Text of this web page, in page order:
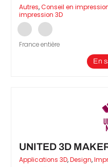
Autres,Conseil en
impression 3D
France entière
En
UNITED 3D
Applications 3D,Design,